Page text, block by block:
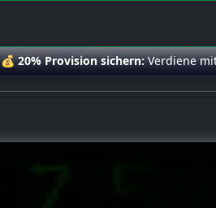
💰20% Provision sichern:Verdiene